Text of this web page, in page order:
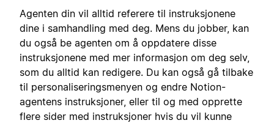
Agenten din vil alltid referere til instruksjonene
dine i samhandling med deg. Mens du jobber, kan
du også be agenten om å oppdatere disse
instruksjonene med mer informasjon om deg selv,
som du alltid kan redigere. Du kan også gå tilbake
til personaliseringsmenyen og endre Notion-
agentens instruksjoner, eller til og med opprette
flere sider med instruksjoner hvis du vil kunne